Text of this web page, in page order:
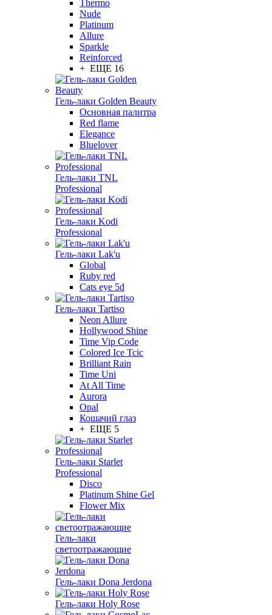
Thermo
Nude
Platinum
Allure
Sparkle
Reinforced
+ ЕЩЕ 16
Гель-лаки Golden Beauty
Основная палитра
Red flame
Elegance
Bluelover
Гель-лаки TNL
Professional
Гель-лаки Kodi
Professional
Гель-лаки Lak'u
Global
Ruby red
Cats eye 5d
Гель-лаки Tartiso
Neon Allure
Hollywood Shine
Time Vip Code
Colored Ice Tcic
Brilliant Rain
Time Uni
At All Time
Aurora
Opal
Кошачий глаз
+ ЕЩЕ 5
Гель-лаки Starlet
Professional
Disco
Platinum Shine Gel
Flower Mix
Гель-лаки
светоотражающие
Гель-лаки Dona Jerdona
Гель-лаки Holy Rose